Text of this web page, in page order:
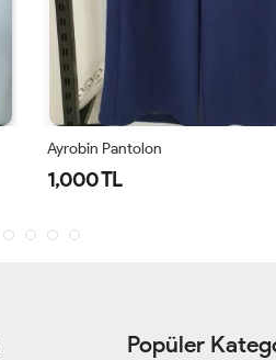
Ayrobin Pantolon
1,000 TL
Popüler